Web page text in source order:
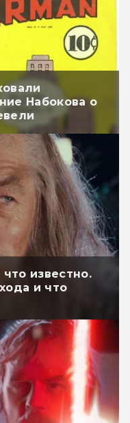
Набокова о
известно.
и что